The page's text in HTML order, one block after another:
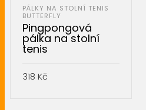
PÁLKY NA STOLNÍ TENIS
BUTTERFLY
Pingpongová
pálka na stolní
tenis
318 Kč